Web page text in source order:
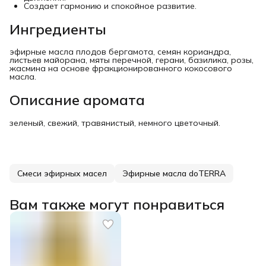
Создает гармонию и спокойное развитие.
Ингредиенты
эфирные масла плодов бергамота, семян кориандра,
листьев майорана, мяты перечной, герани, базилика, розы,
жасмина на основе фракционированного кокосового
масла.
Описание аромата
зеленый, свежий, травянистый, немного цветочный.
Смеси эфирных масел Эфирные масла doTERRA
Вам также могут понравиться